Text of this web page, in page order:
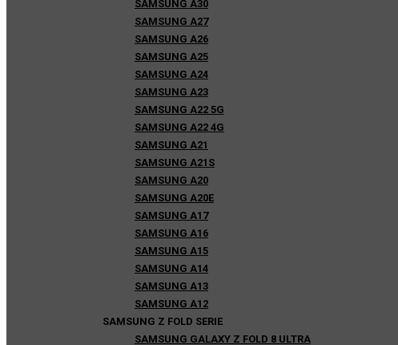
SAMSUNG A30
SAMSUNG A27
SAMSUNG A26
SAMSUNG A25
SAMSUNG A24
SAMSUNG A23
SAMSUNG A22 5G
SAMSUNG A22 4G
SAMSUNG A21
SAMSUNG A21S
SAMSUNG A20
SAMSUNG A20E
SAMSUNG A17
SAMSUNG A16
SAMSUNG A15
SAMSUNG A14
SAMSUNG A13
SAMSUNG A12
SAMSUNG Z FOLD SERIE
SAMSUNG GALAXY Z FOLD 8 ULTRA